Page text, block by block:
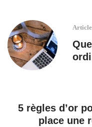
Article
5 règles d’or
place une